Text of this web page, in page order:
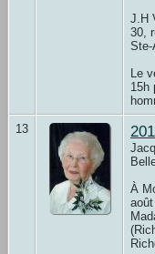
J.H
30,
Ste-
Le
15h
13
À